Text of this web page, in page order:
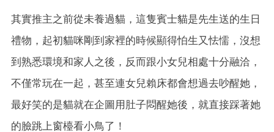
其實推主之前從未養過貓，這隻賓士貓是先生送的生日
禮物，起初貓咪剛到家裡的時候顯得怕生又怯懦，沒想
到熟悉環境和家人之後，反而跟小女兒相處十分融洽，
不僅常玩在一起，甚至連女兒賴床都會想過去吵醒她，
最好笑的是貓就在企圖用肚子悶醒她後，就直接踩著她
的臉跳上窗檯看小鳥了！